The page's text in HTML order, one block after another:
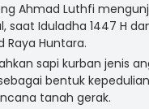
Ahmad Luthfi
saat Iduladha 1447 H
Raya Huntara.
sapi kurban jenis
bentuk
tanah gerak.